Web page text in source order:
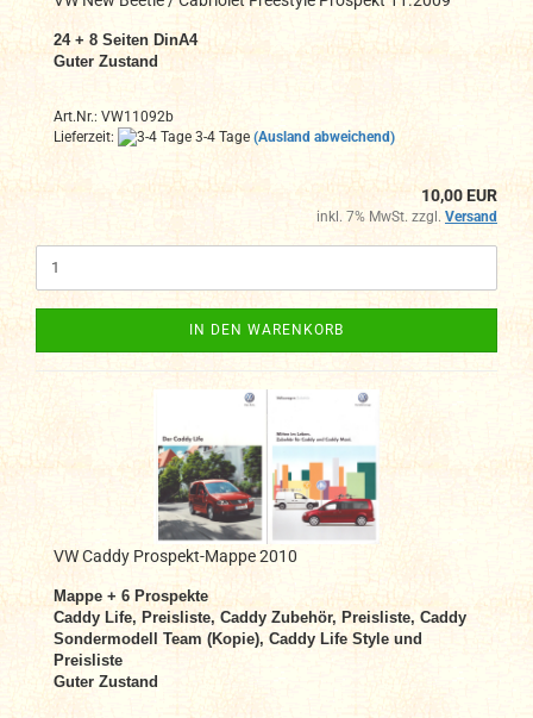
24 + 8 Seiten DinA4
Guter Zustand
Art.Nr.: VW11092b
Lieferzeit:
3-4 Tage (Ausland abweichend)
10,00 EUR
inkl. 7% MwSt. zzgl. Versand
IN DEN WARENKORB
VW Caddy Prospekt-Mappe 2010
Mappe + 6 Prospekte
Caddy Life, Preisliste, Caddy Zubehör, Preisliste, Caddy
Sondermodell Team (Kopie), Caddy Life Style und
Preisliste
Guter Zustand